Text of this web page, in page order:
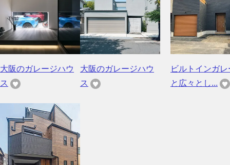
大阪のガレージハウ
ス
大阪のガレージハウ
ス
ビルトインガレ
と広々とし...